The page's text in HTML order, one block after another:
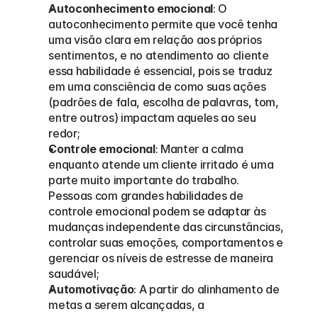
Autoconhecimento emocional: O
autoconhecimento permite que você tenha
uma visão clara em relação aos próprios
sentimentos, e no atendimento ao cliente
essa habilidade é essencial, pois se traduz
em uma consciência de como suas ações
(padrões de fala, escolha de palavras, tom,
entre outros) impactam aqueles ao seu
redor;
Controle emocional: Manter a calma
enquanto atende um cliente irritado é uma
parte muito importante do trabalho.
Pessoas com grandes habilidades de
controle emocional podem se adaptar às
mudanças independente das circunstâncias,
controlar suas emoções, comportamentos e
gerenciar os níveis de estresse de maneira
saudável;
Automotivação: A partir do alinhamento de
metas a serem alcançadas, a